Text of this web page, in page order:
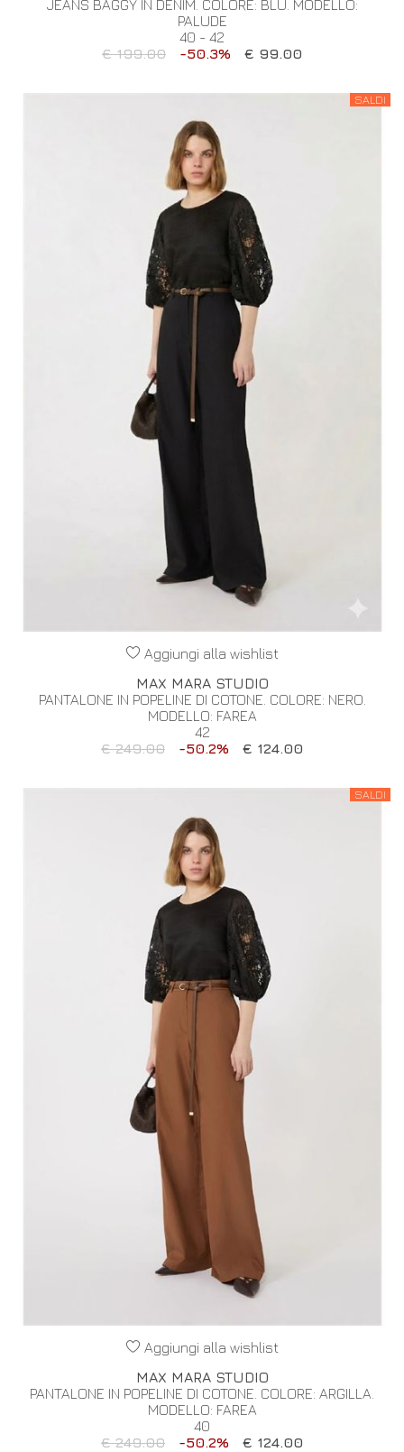
JEANS BAGGY IN DENIM. COLORE: BLU. MODELLO:
PALUDE
40 - 42
€ 199.00
-50.3% € 99.00
SALDI
Aggiungi alla wishlist
MAX MARA STUDIO
PANTALONE IN POPELINE DI COTONE. COLORE: NERO.
MODELLO: FAREA
42
€ 249.00
-50.2% € 124.00
SALDI
Aggiungi alla wishlist
MAX MARA STUDIO
PANTALONE IN POPELINE DI COTONE. COLORE: ARGILLA.
MODELLO: FAREA
40
€ 249.00
-50.2% € 124.00